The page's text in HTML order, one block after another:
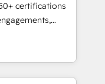
visiteurs en
SEA,
ABM, IA,
- 40
certifications
into
onboarding to
house team
long-term